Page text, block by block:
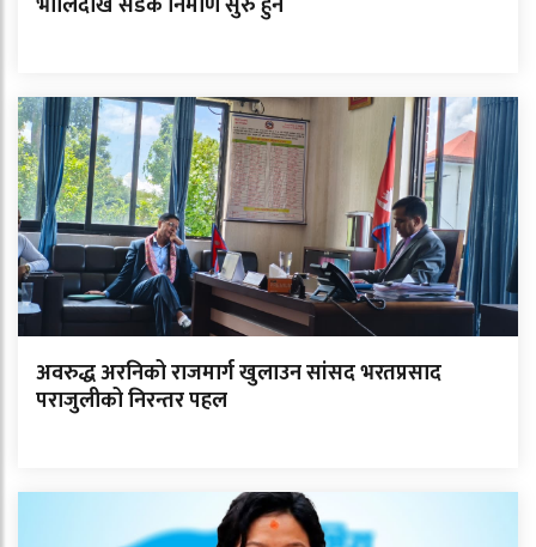
अवरुद्ध अरनिको राजमार्ग खुलाउन सांसद भरतप्रसाद
पराजुलीको निरन्तर पहल